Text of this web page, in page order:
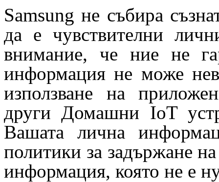
Samsung не събира
да е чувствителни
внимание, че ние не
информация не може
използване на
други Домашни IoT
Вашата лична
политики за задържане
информация, която не е